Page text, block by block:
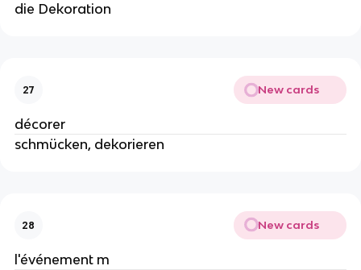
die Dekoration
27 New cards
décorer
schmücken, dekorieren
28 New cards
l'événement m